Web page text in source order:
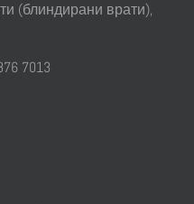
(блиндирани врати),
7013